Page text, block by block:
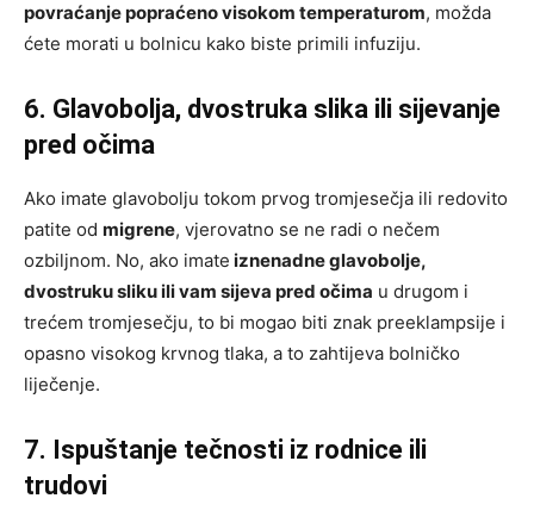
povraćanje popraćeno visokom temperaturom, možda
ćete morati u bolnicu kako biste primili infuziju.
6. Glavobolja, dvostruka slika ili sijevanje
pred očima
Ako imate glavobolju tokom prvog tromjesečja ili redovito
patite od migrene, vjerovatno se ne radi o nečem
ozbiljnom. No, ako imate iznenadne glavobolje,
dvostruku sliku ili vam sijeva pred očima u drugom i
trećem tromjesečju, to bi mogao biti znak preeklampsije i
opasno visokog krvnog tlaka, a to zahtijeva bolničko
liječenje.
7. Ispuštanje tečnosti iz rodnice ili
trudovi